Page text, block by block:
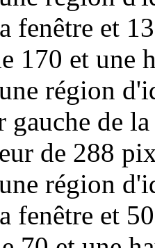
fenêtre et
170 et une
région
gauche de
de 288
région
fenêtre et